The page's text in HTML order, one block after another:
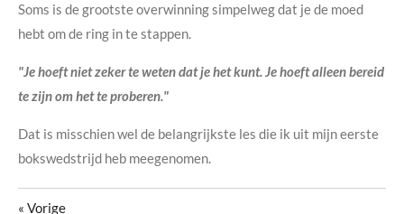
Soms is de grootste overwinning simpelweg dat je de moed
hebt om de ring in te stappen.
"Je hoeft niet zeker te weten dat je het kunt. Je hoeft alleen bereid
te zijn om het te proberen."
Dat is misschien wel de belangrijkste les die ik uit mijn eerste
bokswedstrijd heb meegenomen.
« Vorige